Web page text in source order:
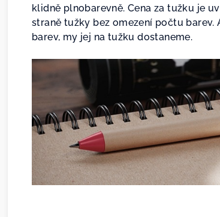
klidně plnobarevně. Cena za tužku je
straně tužky bez omezení počtu barev.
barev, my jej na tužku dostaneme.